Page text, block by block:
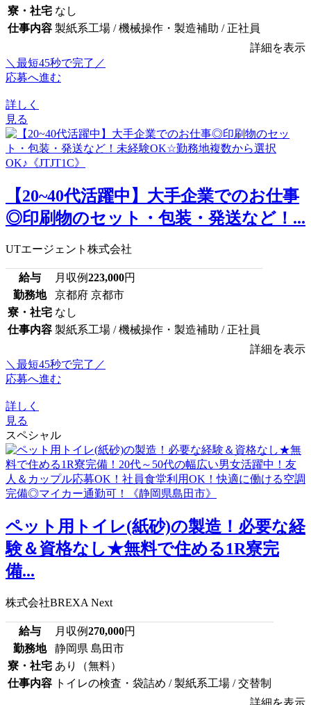
寮・社宅 なし
仕事内容 製紙系工場 / 機械操作・製造補助 / 正社員
詳細を表示
＼最短45秒で完了／
応募へ進む
詳しく
見る
【20~40代活躍中】大手企業でのお仕事
◎印刷物のセット・包装・発送など！...
UTエージェント株式会社
給与 月収例223,000円
勤務地
京都府 京都市
寮・社宅 なし
仕事内容 製紙系工場 / 機械操作・製造補助 / 正社員
詳細を表示
＼最短45秒で完了／
応募へ進む
詳しく
見る
スペシャル
ペット用トイレ(紙砂)の製造！必要な経
験＆資格なし★無料で住める1R寮完
備...
株式会社BREXA Next
給与 月収例270,000円
勤務地
静岡県 島田市
寮・社宅 あり（無料）
仕事内容 トイレの検査・袋詰め / 製紙系工場 / 交替制